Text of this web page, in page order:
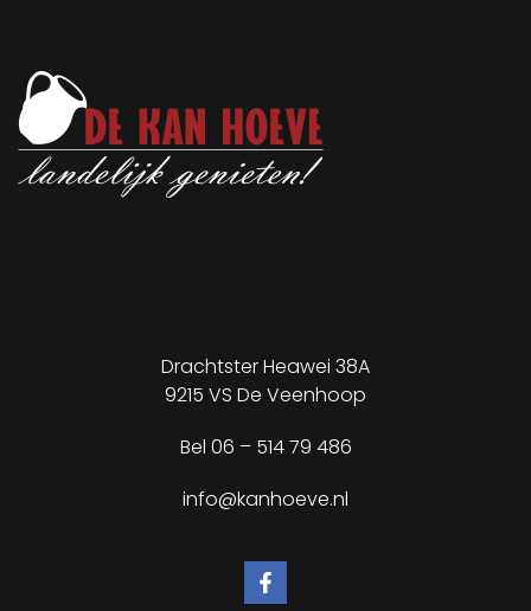
Drachtster Heawei 38A
9215 VS De Veenhoop
Bel 06 – 514 79 486
info@kanhoeve.nl